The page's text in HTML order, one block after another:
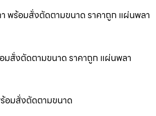
พร้อมสั่งตัดตามขนาด ราคาถูก แผ่นพลา
มสั่งตัดตามขนาด ราคาถูก แผ่นพลา
อมสั่งตัดตามขนาด